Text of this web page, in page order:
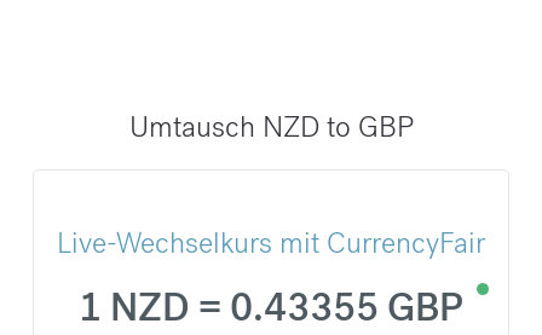
Umtausch NZD to GBP
Live-Wechselkurs mit CurrencyFair
1 NZD = 0.43355 GBP